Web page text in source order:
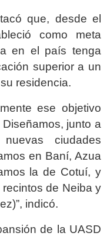
que, desde el
como meta
en el país tenga
superior a un
residencia.
ese objetivo
junto a
ciudades
en Baní, Azua
la de Cotuí, y
de Neiba y
indicó.
de la UASD